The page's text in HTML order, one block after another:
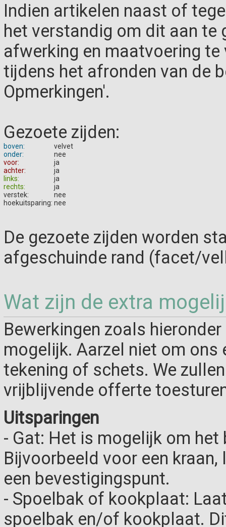
Indien artikelen naast of
het verstandig om dit aan te
afwerking en maatvoering
tijdens het afronden van de
Opmerkingen'.
Gezoete zijden:
boven:
velvet
onder:
nee
voor:
ja
achter:
ja
links:
ja
rechts:
ja
verstek:
nee
hoekuitsparing: nee
De gezoete zijden worden
afgeschuinde rand (facet/
Wat zijn de extra
Bewerkingen zoals
mogelijk. Aarzel niet om ons
tekening of schets. We
vrijblijvende offerte
Uitsparingen
- Gat: Het is mogelijk om
Bijvoorbeeld voor een
een bevestigingspunt.
- Spoelbak of kookplaat:
spoelbak en/of kookplaat.